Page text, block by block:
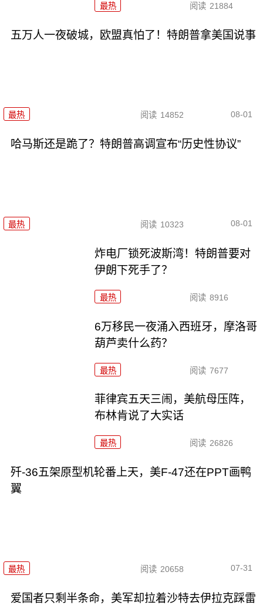
最热 阅读 21884
五万人一夜破城，欧盟真怕了！特朗普拿美国说事
最热 阅读 14852 08-01
哈马斯还是跪了？特朗普高调宣布“历史性协议”
最热 阅读 10323 08-01
炸电厂锁死波斯湾！特朗普要对
伊朗下死手了？
最热 阅读 8916
6万移民一夜涌入西班牙，摩洛哥
葫芦卖什么药？
最热 阅读 7677
菲律宾五天三闹，美航母压阵，
布林肯说了大实话
最热 阅读 26826
歼-36五架原型机轮番上天，美F-47还在PPT画鸭
翼
最热 阅读 20658 07-31
爱国者只剩半条命，美军却拉着沙特去伊拉克踩雷